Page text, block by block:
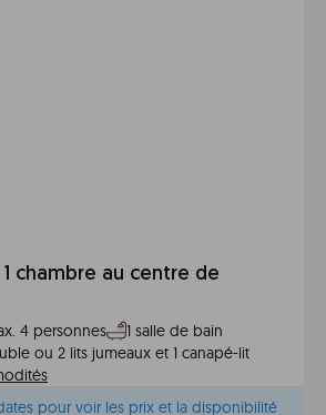
chambre au centre de
4 personnes
1 salle de bain
ou 2 lits jumeaux et 1 canapé-lit
pour voir les prix et la disponibilité